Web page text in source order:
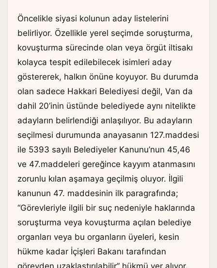
Öncelikle siyasi kolunun aday listelerini
belirliyor. Özellikle yerel seçimde soruşturma,
kovuşturma sürecinde olan veya örgüt iltisakı
kolayca tespit edilebilecek isimleri aday
göstererek, halkın önüne koyuyor. Bu durumda
olan sadece Hakkari Belediyesi değil, Van da
dahil 20’inin üstünde belediyede aynı nitelikte
adayların belirlendiği anlaşılıyor. Bu adayların
seçilmesi durumunda anayasanın 127.maddesi
ile 5393 sayılı Belediyeler Kanunu’nun 45,46
ve 47.maddeleri gereğince kayyım atanmasını
zorunlu kılan aşamaya geçilmiş oluyor. İlgili
kanunun 47. maddesinin ilk paragrafında;
“Görevleriyle ilgili bir suç nedeniyle haklarında
soruşturma veya kovuşturma açılan belediye
organları veya bu organların üyeleri, kesin
hükme kadar İçişleri Bakanı tarafından
görevden uzaklaştırılabilir” hükmü yer alıyor.